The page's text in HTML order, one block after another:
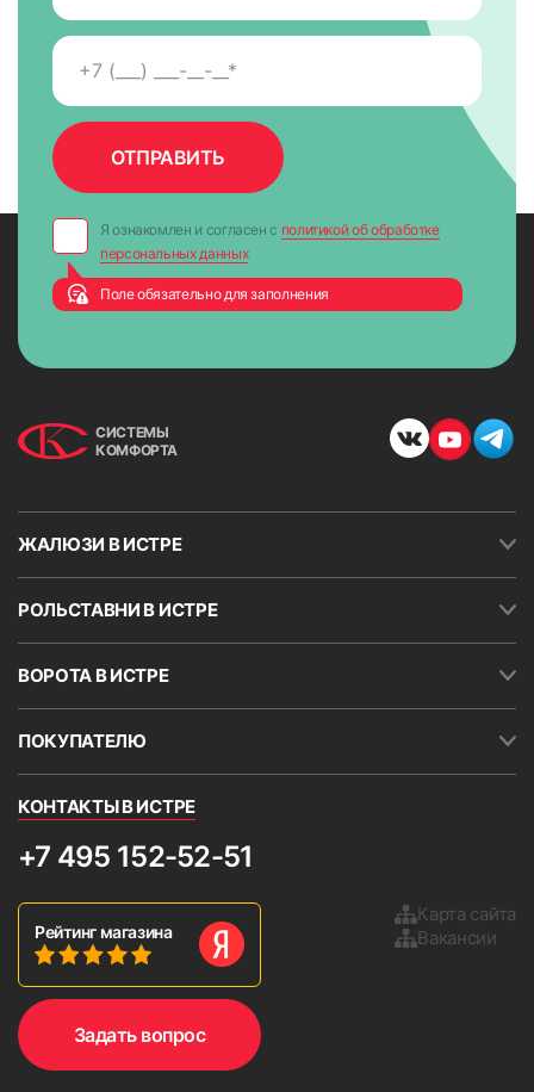
Я ознакомлен и согласен с политикой об обработке
персональных данных
Поле обязательно для заполнения
СИСТЕМЫ
КОМФОРТА
ЖАЛЮЗИ В ИСТРЕ
РОЛЬСТАВНИ В ИСТРЕ
ВОРОТА В ИСТРЕ
ПОКУПАТЕЛЮ
КОНТАКТЫ В ИСТРЕ
+7 495 152-52-51
Рейтинг магазина
Карта сайта
Вакансии
Задать вопрос